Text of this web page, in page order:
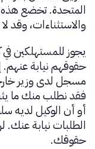
المتحدة. تخضع
والاستثناءات، وقد
يجوز للمستهلكين في
حقوقهم نيابة
مسجل لدى وزير
فقد نطلب منك ما
أو أن الوكيل لديه
الطلبات نيابة
حقوقك.